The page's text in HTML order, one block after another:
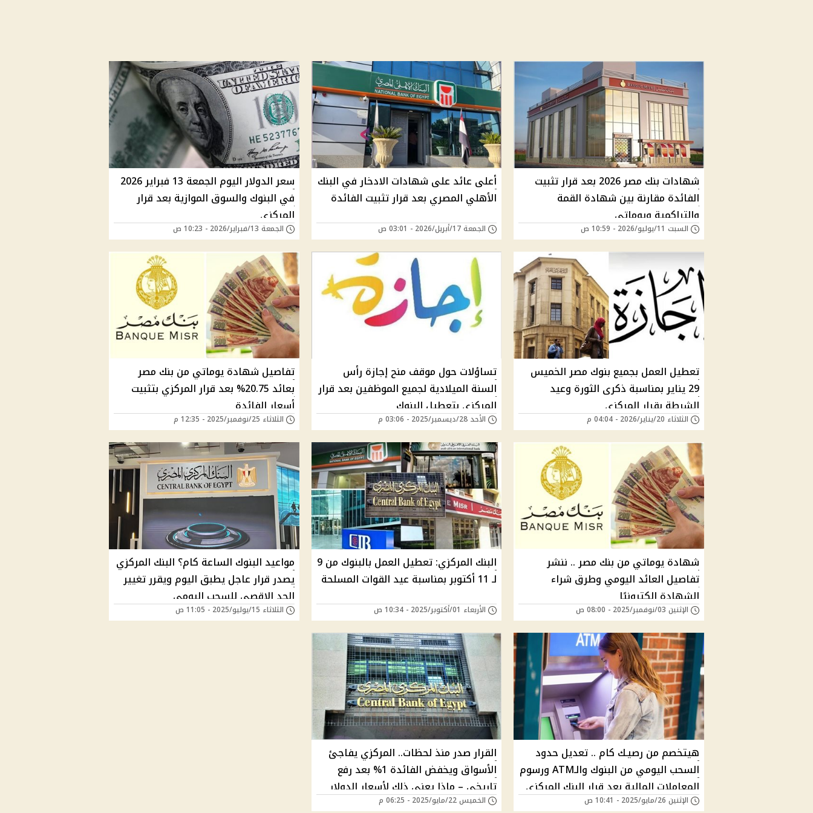
شهادات بنك مصر 2026 بعد قرار تثبيت
الفائدة مقارنة بين شهادة القمة
والتراكمية ويوماتي
السبت 11/يوليو/2026 - 10:59 ص
أعلى عائد على شهادات الادخار في البنك
الأهلي المصري بعد قرار تثبيت الفائدة
الجمعة 17/أبريل/2026 - 03:01 ص
سعر الدولار اليوم الجمعة 13 فبراير 2026
في البنوك والسوق الموازية بعد قرار
المركزي
الجمعة 13/فبراير/2026 - 10:23 ص
تعطيل العمل بجميع بنوك مصر الخميس
29 يناير بمناسبة ذكرى الثورة وعيد
الشرطة بقرار المركزي
الثلاثاء 20/يناير/2026 - 04:04 م
تساؤلات حول موقف منح إجازة رأس
السنة الميلادية لجميع الموظفين بعد قرار
المركزي بتعطيل البنوك
الأحد 28/ديسمبر/2025 - 03:06 م
تفاصيل شهادة يوماتي من بنك مصر
بعائد 20.75% بعد قرار المركزي بتثبيت
أسعار الفائدة
الثلاثاء 25/نوفمبر/2025 - 12:35 م
شهادة يوماتي من بنك مصر .. ننشر
تفاصيل العائد اليومي وطرق شراء
الشهادة إلكترونيًا
الإثنين 03/نوفمبر/2025 - 08:00 ص
البنك المركزي: تعطيل العمل بالبنوك من 9
لـ 11 أكتوبر بمناسبة عيد القوات المسلحة
الأربعاء 01/أكتوبر/2025 - 10:34 ص
مواعيد البنوك الساعة كام؟ البنك المركزي
يصدر قرار عاجل يطبق اليوم ويقرر تغيير
الحد الاقصى للسحب اليومي
الثلاثاء 15/يوليو/2025 - 11:05 ص
هيتخصم من رصيـك كام .. تعديل حدود
السحب اليومي من البنوك والـATM ورسوم
المعاملات المالية بعد قرار البنك المركزي
ومفاجأة حول التحويل عبر تطبيق
الإثنين 26/مايو/2025 - 10:41 ص
القرار صدر منذ لحظات.. المركزي يفاجئ
الأسواق ويخفض الفائدة 1% بعد رفع
تاريخي – ماذا يعني ذلك لأسعار الدولار
والذهب؟
الخميس 22/مايو/2025 - 06:25 م